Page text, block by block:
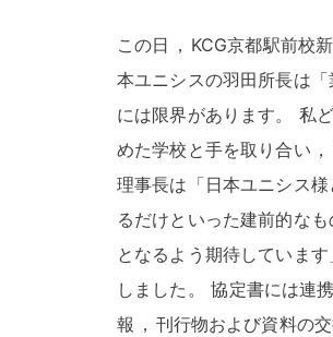
この日 ， KCG京都駅前校
本ユニシスの羽田所長は「
には限界があります。 私
めた学校と手を取り合い ，
理事長は「日本ユニシス
るだけといった建前的な
となるよう期待していま
しました 。 協定書には連
報 ， 刊行物および資料の